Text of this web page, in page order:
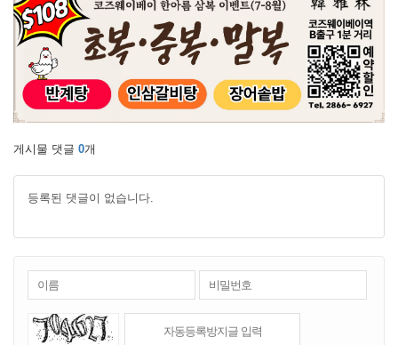
게시물 댓글 0개
등록된 댓글이 없습니다.